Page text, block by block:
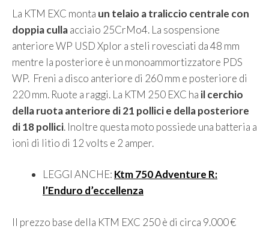
La KTM EXC monta un telaio a traliccio centrale con
doppia cullaacciaio 25CrMo4. La sospensione
anteriore WP USD Xplor a steli rovesciati da 48 mm
mentre la posteriore è un monoammortizzatore PDS
WP. Freni a disco anteriore di 260 mm e posteriore di
220 mm. Ruote a raggi. La KTM 250 EXC ha il cerchio
della ruota anteriore di 21 pollici e della posteriore
di 18 pollici. Inoltre questa moto possiede una batteria a
ioni di litio di 12 volts e 2 amper.
LEGGI ANCHE: Ktm 750 Adventure R:
l’Enduro d’eccellenza
Il prezzo base della KTM EXC 250 è di circa 9.000 €